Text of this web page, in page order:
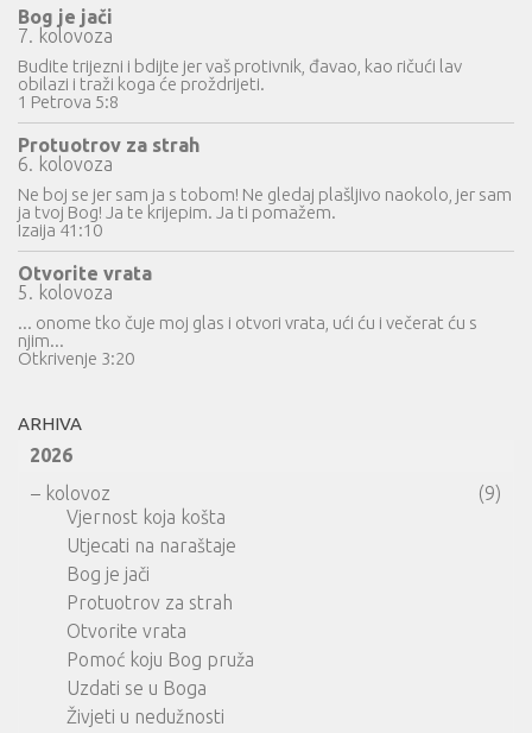
Bog je jači
7. kolovoza
Budite trijezni i bdijte jer vaš protivnik, đavao, kao ričući lav
obilazi i traži koga će proždrijeti.
1 Petrova 5:8
Protuotrov za strah
6. kolovoza
Ne boj se jer sam ja s tobom! Ne gledaj plašljivo naokolo, jer sam
ja tvoj Bog! Ja te krijepim. Ja ti pomažem.
Izaija 41:10
Otvorite vrata
5. kolovoza
... onome tko čuje moj glas i otvori vrata, ući ću i večerat ću s
njim...
Otkrivenje 3:20
ARHIVA
2026
– kolovoz
(9)
Vjernost koja košta
Utjecati na naraštaje
Bog je jači
Protuotrov za strah
Otvorite vrata
Pomoć koju Bog pruža
Uzdati se u Boga
Živjeti u nedužnosti